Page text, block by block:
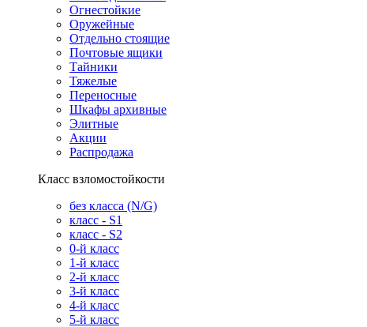
Огнестойкие
Оружейные
Отдельно стоящие
Почтовые ящики
Тайники
Тяжелые
Переносные
Шкафы архивные
Элитные
Акции
Распродажа
Класс взломостойкости
без класса (N/G)
класс - S1
класс - S2
0-й класс
1-й класс
2-й класс
3-й класс
4-й класс
5-й класс